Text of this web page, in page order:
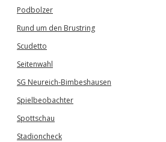
Podbolzer
Rund um den Brustring
Scudetto
Seitenwahl
SG Neureich-Bimbeshausen
Spielbeobachter
Spottschau
Stadioncheck